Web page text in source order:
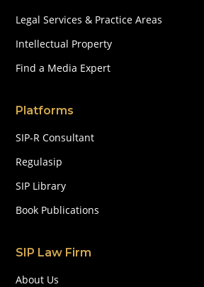
Legal Services & Practice Areas
Intellectual Property
Find a Media Expert
Platforms
SIP-R Consultant
Regulasip
SIP Library
Book Publications
SIP Law Firm
About Us